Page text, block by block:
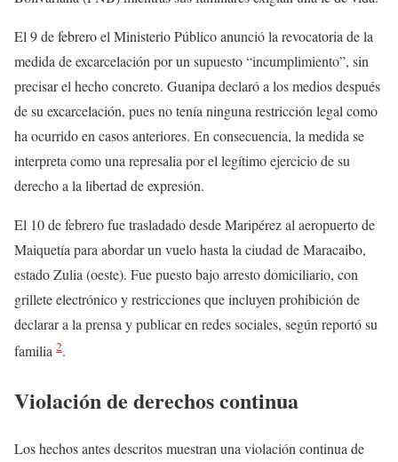
El 9 de febrero el Ministerio Público anunció la revocatoria de la
medida de excarcelación por un supuesto “incumplimiento”, sin
precisar el hecho concreto. Guanipa declaró a los medios después
de su excarcelación, pues no tenía ninguna restricción legal como
ha ocurrido en casos anteriores. En consecuencia, la medida se
interpreta como una represalia por el legítimo ejercicio de su
derecho a la libertad de expresión.
El 10 de febrero fue trasladado desde Maripérez al aeropuerto de
Maiquetía para abordar un vuelo hasta la ciudad de Maracaibo,
estado Zulia (oeste). Fue puesto bajo arresto domiciliario, con
grillete electrónico y restricciones que incluyen prohibición de
declarar a la prensa y publicar en redes sociales, según reportó su
familia 2.
Violación de derechos continua
Los hechos antes descritos muestran una violación continua de